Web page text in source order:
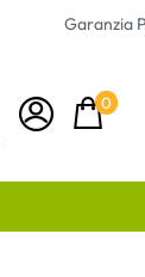
Garanzia
0